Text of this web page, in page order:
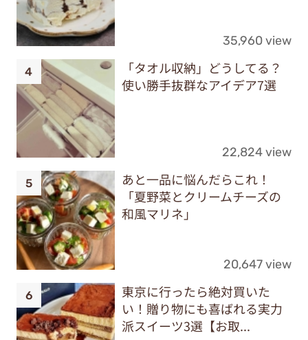
35,960 view
「タオル収納」どうしてる？
使い勝手抜群なアイデア7選
22,824 view
あと一品に悩んだらこれ！
「夏野菜とクリームチーズの
和風マリネ」
20,647 view
東京に行ったら絶対買いた
い！贈り物にも喜ばれる実力
派スイーツ3選【お取...